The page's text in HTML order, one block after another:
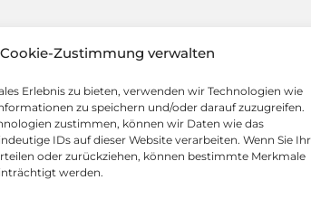
Cookie-Zustimmung verwalten
Erlebnis zu bieten, verwenden wir Technologien wie
zu speichern und/oder darauf zuzugreifen.
zustimmen, können wir Daten wie das
IDs auf dieser Website verarbeiten. Wenn Sie
oder zurückziehen, können bestimmte Merkmale
werden.